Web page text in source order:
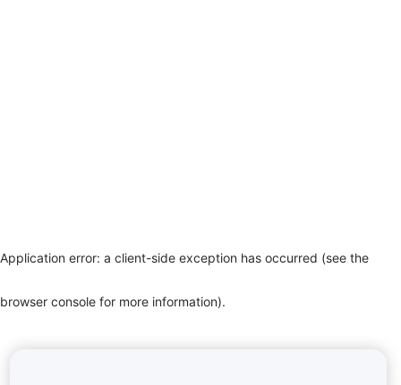
Application error: a client-side exception has occurred (see the
browser console for more information).